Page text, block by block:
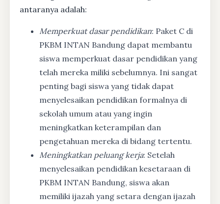
antaranya adalah:
Memperkuat dasar pendidikan: Paket C di
PKBM INTAN Bandung dapat membantu
siswa memperkuat dasar pendidikan yang
telah mereka miliki sebelumnya. Ini sangat
penting bagi siswa yang tidak dapat
menyelesaikan pendidikan formalnya di
sekolah umum atau yang ingin
meningkatkan keterampilan dan
pengetahuan mereka di bidang tertentu.
Meningkatkan peluang kerja: Setelah
menyelesaikan pendidikan kesetaraan di
PKBM INTAN Bandung, siswa akan
memiliki ijazah yang setara dengan ijazah